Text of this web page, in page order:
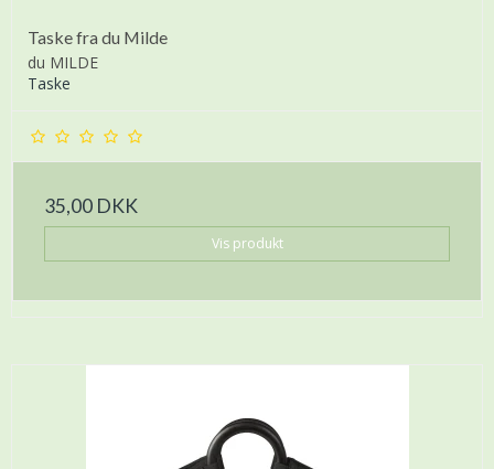
Taske fra du Milde
du MILDE
Taske
35,00 DKK
Vis produkt